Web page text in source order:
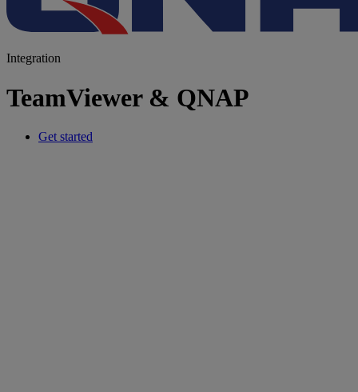
Integration
TeamViewer & QNAP
Get started